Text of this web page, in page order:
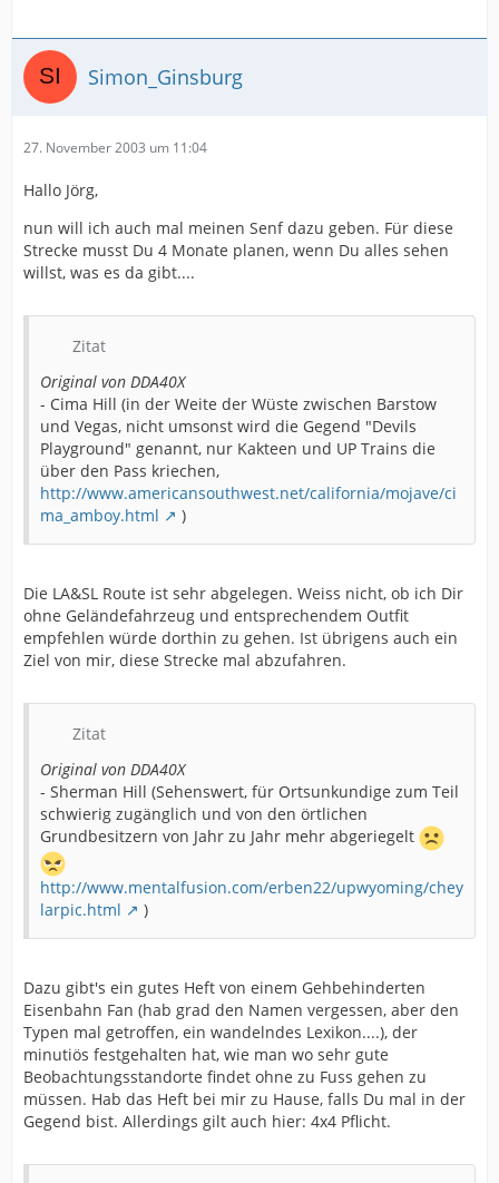
Simon_Ginsburg
27. November 2003 um 11:04
Hallo Jörg,
nun will ich auch mal meinen Senf dazu geben. Für diese
Strecke musst Du 4 Monate planen, wenn Du alles sehen
willst, was es da gibt....
Zitat
Original von DDA40X
- Cima Hill (in der Weite der Wüste zwischen Barstow
und Vegas, nicht umsonst wird die Gegend "Devils
Playground" genannt, nur Kakteen und UP Trains die
über den Pass kriechen,
http://www.americansouthwest.net/california/mojave/ci
ma_amboy.html
)
Die LA&SL Route ist sehr abgelegen. Weiss nicht, ob ich Dir
ohne Geländefahrzeug und entsprechendem Outfit
empfehlen würde dorthin zu gehen. Ist übrigens auch ein
Ziel von mir, diese Strecke mal abzufahren.
Zitat
Original von DDA40X
- Sherman Hill (Sehenswert, für Ortsunkundige zum Teil
schwierig zugänglich und von den örtlichen
Grundbesitzern von Jahr zu Jahr mehr abgeriegelt
http://www.mentalfusion.com/erben22/upwyoming/chey
larpic.html
)
Dazu gibt's ein gutes Heft von einem Gehbehinderten
Eisenbahn Fan (hab grad den Namen vergessen, aber den
Typen mal getroffen, ein wandelndes Lexikon....), der
minutiös festgehalten hat, wie man wo sehr gute
Beobachtungsstandorte findet ohne zu Fuss gehen zu
müssen. Hab das Heft bei mir zu Hause, falls Du mal in der
Gegend bist. Allerdings gilt auch hier: 4x4 Pflicht.